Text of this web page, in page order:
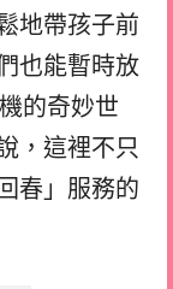
地帶孩子前
也能暫時放
的奇妙世
，這裡不只
春」服務的